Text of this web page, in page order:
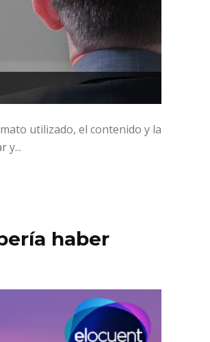
utilizado, el contenido y la
y...
haber